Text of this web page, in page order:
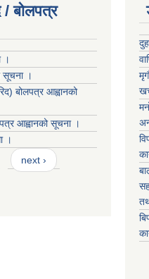
/ बोलपत्र
।
सूचना ।
बोलपत्र आह्वानको
आह्वानको सूचना ।
।
next ›